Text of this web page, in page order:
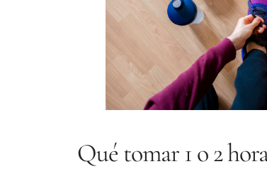
Qué tomar 1 o 2